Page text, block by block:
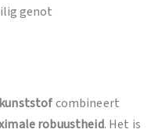
genot
combineert
robuustheid. Het is